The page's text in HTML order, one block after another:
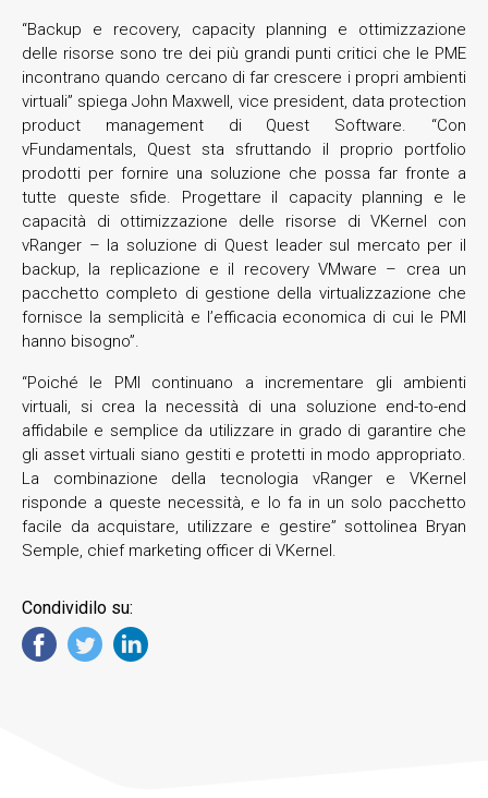
“Backup e recovery, capacity planning e ottimizzazione
delle risorse sono tre dei più grandi punti critici che le PME
incontrano quando cercano di far crescere i propri ambienti
virtuali” spiega John Maxwell, vice president, data protection
product management di Quest Software. “Con
vFundamentals, Quest sta sfruttando il proprio portfolio
prodotti per fornire una soluzione che possa far fronte a
tutte queste sfide. Progettare il capacity planning e le
capacità di ottimizzazione delle risorse di VKernel con
vRanger – la soluzione di Quest leader sul mercato per il
backup, la replicazione e il recovery VMware – crea un
pacchetto completo di gestione della virtualizzazione che
fornisce la semplicità e l’efficacia economica di cui le PMI
hanno bisogno”.
“Poiché le PMI continuano a incrementare gli ambienti
virtuali, si crea la necessità di una soluzione end-to-end
affidabile e semplice da utilizzare in grado di garantire che
gli asset virtuali siano gestiti e protetti in modo appropriato.
La combinazione della tecnologia vRanger e VKernel
risponde a queste necessità, e lo fa in un solo pacchetto
facile da acquistare, utilizzare e gestire” sottolinea Bryan
Semple, chief marketing officer di VKernel.
Condividilo su: